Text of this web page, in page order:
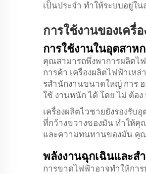
เป็นประจํา ทําให้ระบบอยู่ใ
การใช้งานของเครื่
การใช้งานในอุตสาห
คุณสามารถพึ่งพาการผลิตไ
การค้า เครื่องผลิตไฟฟ้าเห
รสํานักงานขนาดใหญ่ การ
ใช้ งานหนัก ได้ โดย ไม่ ต้อ
เครื่องผลิตไวชายยังรองรับ
ที่กว้างขวางของมัน ทําให้
และความทนทานของมัน คุ
พลังงานฉุกเฉินและสํ
การขาดไฟฟ้าอาจทําให้กา